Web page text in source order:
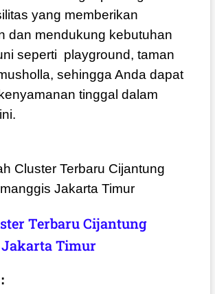
yang memberikan
dan mendukung kebutuhan
seperti playground, taman
sehingga Anda dapat
tinggal dalam
Terbaru Cijantung
Timur